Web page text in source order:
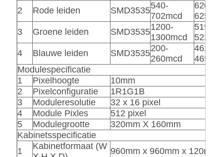
2 Rode leiden SMD3535540-
702mcd
620-
625nm
3
Groene leiden SMD35351200-
1300mcd
519-
522nm
4
Blauwe leiden SMD3535200-
260mcd
462-
465nm
Modulespecificatie
1
Pixelhoogte
10mm
2
Pixelconfiguratie
1R1G1B
3
Moduleresolutie
32 x 16 pixel
4
Module Pixles
512 pixel
5
Modulegrootte
320mm X 160mm
Kabinetsspecificatie
1
Kabinetformaat (W 960mm x 960mm x 120mm